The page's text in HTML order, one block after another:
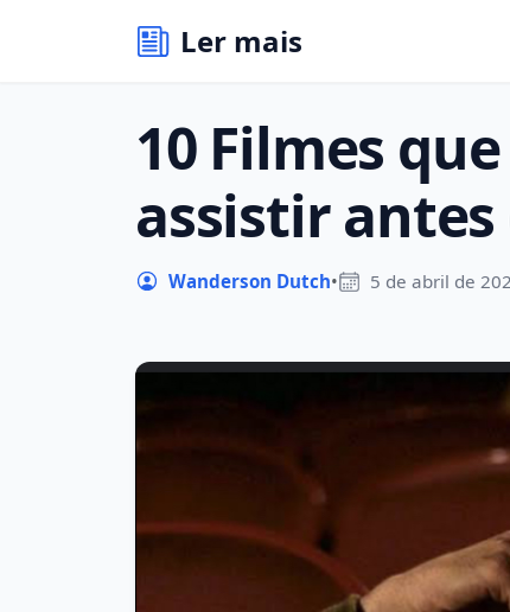
Ler mais
10 Filmes
assistir
Wanderson Dutch• 5 de abril de